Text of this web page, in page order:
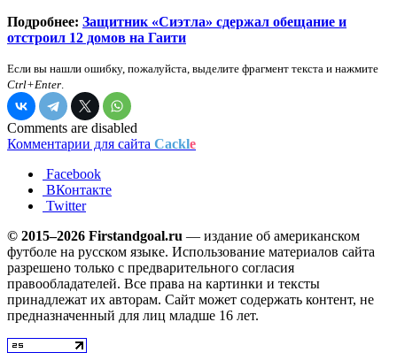
Подробнее: Защитник «Сиэтла» сдержал обещание и
отстроил 12 домов на Гаити
Если вы нашли ошибку, пожалуйста, выделите фрагмент текста и нажмите
Ctrl+Enter
Comments are disabled
Комментарии для сайта Cackle
Facebook
ВКонтакте
Twitter
© 2015–2026 Firstandgoal.ru — издание об американском
футболе на русском языке. Использование материалов cайта
разрешено только с предварительного согласия
правообладателей. Все права на картинки и тексты
принадлежат их авторам. Сайт может содержать контент, не
предназначенный для лиц младше 16 лет.